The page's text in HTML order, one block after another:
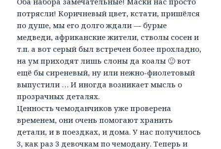
потрясли! Коричневый цвет, кстати, пришёлся
по душе, мы его долго ждали — бурые
медведи, африканские жители, стволы сосен и
т.п. а вот серый был встречен более прохладно,
на ум приходят лишь слоны да коалы 🙂 вот
ещё бы сиреневый, ну или нежно-фиолетовый
выпустили … И иногда возникает мысль о
прозрачных деталях.
Ценность чемоданчиков уже проверена
временем, они очень помогают хранить
детали, и в поездках, и дома. У нас получилось
3, как раз 3 девочкам по чемодану. Теперь и